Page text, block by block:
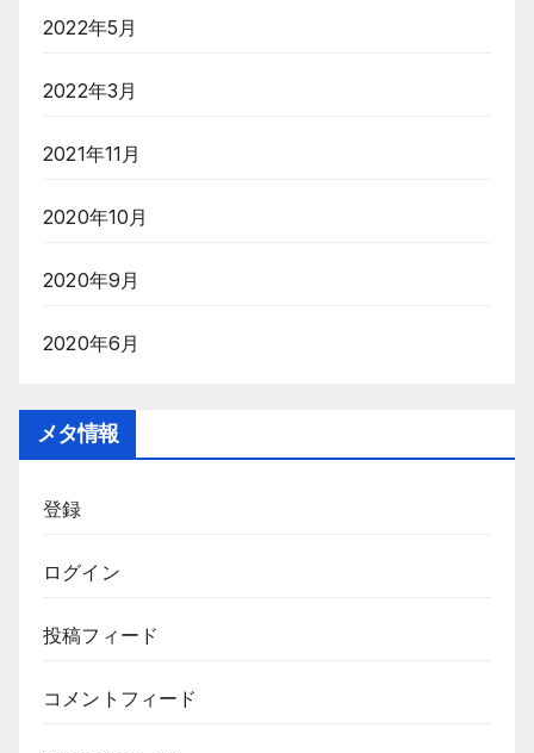
2022年5月
2022年3月
2021年11月
2020年10月
2020年9月
2020年6月
メタ情報
登録
ログイン
投稿フィード
コメントフィード